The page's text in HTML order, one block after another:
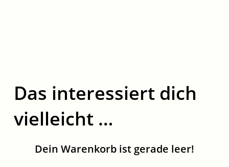
Das interessiert dich
vielleicht …
Dein Warenkorb ist gerade leer!